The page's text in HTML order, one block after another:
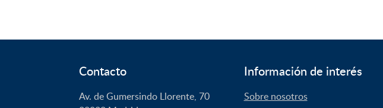
Contacto
Av. de Gumersindo Llorente, 70
Información de interés
Sobre nosotros